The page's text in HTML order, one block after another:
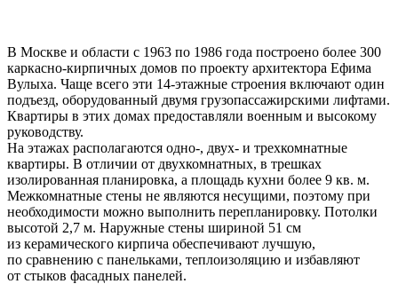
В Москве и области с 1963 по 1986 года построено более 300
каркасно-кирпичных домов по проекту архитектора Ефима
Вулыха. Чаще всего эти 14-этажные строения включают один
подъезд, оборудованный двумя грузопассажирскими лифтами.
Квартиры в этих домах предоставляли военным и высокому
руководству.
На этажах располагаются одно-, двух- и трехкомнатные
квартиры. В отличии от двухкомнатных, в трешках
изолированная планировка, а площадь кухни более 9 кв. м.
Межкомнатные стены не являются несущими, поэтому при
необходимости можно выполнить перепланировку. Потолки
высотой 2,7 м. Наружные стены шириной 51 см
из керамического кирпича обеспечивают лучшую,
по сравнению с панельками, теплоизоляцию и избавляют
от стыков фасадных панелей.